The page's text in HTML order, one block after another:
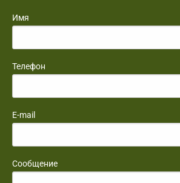
Имя
Телефон
E-mail
Сообщение